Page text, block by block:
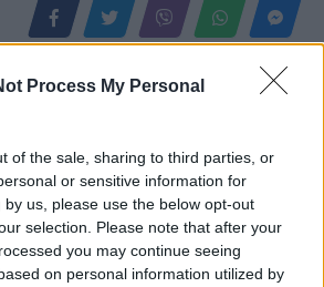
Process My Personal
of the sale, sharing to third parties, or
or sensitive information for
us, please use the below opt-out
selection. Please note that after your
you may continue seeing
on personal information utilized by